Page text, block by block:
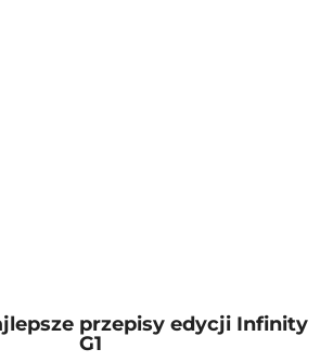
przepisy edycji Infinity
G1